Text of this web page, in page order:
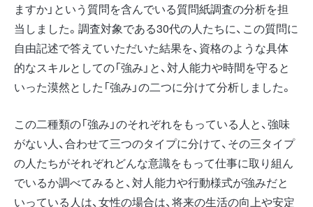
ますか」という質問を含んでいる質問紙調査の分析を担
当しました。調査対象である30代の人たちに、この質問に
自由記述で答えていただいた結果を、資格のような具体
的なスキルとしての「強み」と、対人能力や時間を守ると
いった漠然とした「強み」の二つに分けて分析しました。
この二種類の「強み」のそれぞれをもっている人と、強味
がない人、合わせて三つのタイプに分けて、その三タイプ
の人たちがそれぞれどんな意識をもって仕事に取り組ん
でいるか調べてみると、対人能力や行動様式が強みだと
いっている人は、女性の場合は、将来の生活の向上や安定